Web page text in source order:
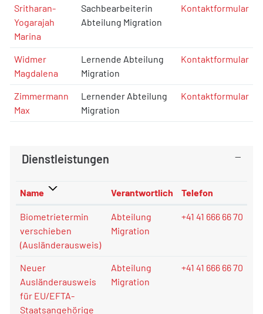
Sritharan-
Yogarajah
Marina
Sachbearbeiterin
Abteilung Migration
Kontaktformular
Widmer
Magdalena
Lernende Abteilung
Migration
Kontaktformular
Zimmermann
Max
Lernender Abteilung
Migration
Kontaktformular
Dienstleistungen
Name Verantwortlich Telefon
Biometrietermin
verschieben
(Ausländerausweis)
Abteilung
Migration
+41 41 666 66 70
Neuer
Ausländerausweis
für EU/EFTA-
Staatsangehörige
Abteilung
Migration
+41 41 666 66 70